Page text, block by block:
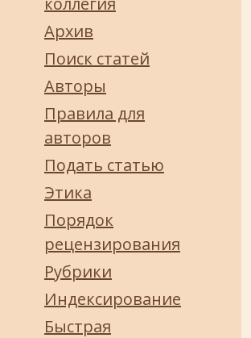
Архив
Поиск статей
Авторы
Правила для
авторов
Подать статью
Этика
Порядок
рецензирования
Рубрики
Индексирование
Быстрая